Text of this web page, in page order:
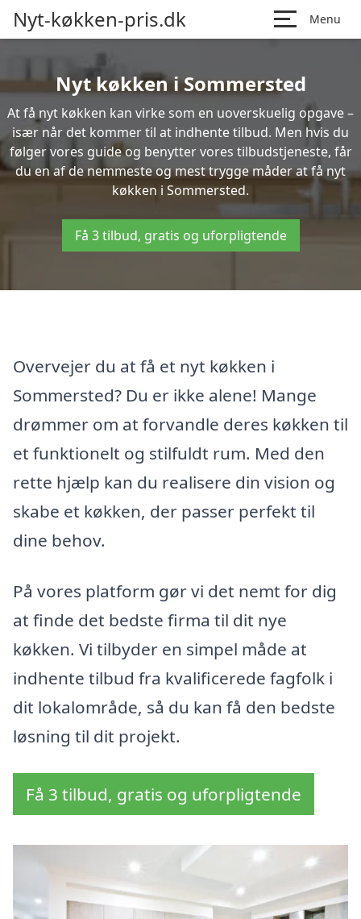
Nyt-køkken-pris.dk Menu
Nyt køkken i Sommersted
At få nyt køkken kan virke som en uoverskuelig opgave –
især når det kommer til at indhente tilbud. Men hvis du
følger vores guide og benytter vores tilbudstjeneste, får
du en af de nemmeste og mest trygge måder at få nyt
køkken i Sommersted.
Få 3 tilbud, gratis og uforpligtende
Overvejer du at få et nyt køkken i
Sommersted? Du er ikke alene! Mange
drømmer om at forvandle deres køkken til
et funktionelt og stilfuldt rum. Med den
rette hjælp kan du realisere din vision og
skabe et køkken, der passer perfekt til
dine behov.
På vores platform gør vi det nemt for dig
at finde det bedste firma til dit nye
køkken. Vi tilbyder en simpel måde at
indhente tilbud fra kvalificerede fagfolk i
dit lokalområde, så du kan få den bedste
løsning til dit projekt.
Få 3 tilbud, gratis og uforpligtende